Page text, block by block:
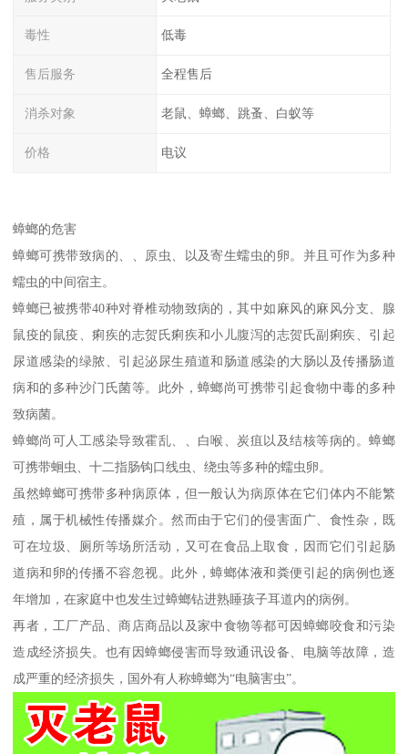
毒性 低毒
售后服务 全程售后
消杀对象 老鼠、蟑螂、跳蚤、白蚁等
价格 电议
蟑螂的危害
蟑螂可携带致病的、、原虫、以及寄生蠕虫的卵。并且可作为多种
蠕虫的中间宿主。
蟑螂已被携带40种对脊椎动物致病的，其中如麻风的麻风分支、腺
鼠疫的鼠疫、痢疾的志贺氏痢疾和小儿腹泻的志贺氏副痢疾、引起
尿道感染的绿脓、引起泌尿生殖道和肠道感染的大肠以及传播肠道
病和的多种沙门氏菌等。此外，蟑螂尚可携带引起食物中毒的多种
致病菌。
蟑螂尚可人工感染导致霍乱、、白喉、炭疽以及结核等病的。蟑螂
可携带蛔虫、十二指肠钩口线虫、绕虫等多种的蠕虫卵。
虽然蟑螂可携带多种病原体，但一般认为病原体在它们体内不能繁
殖，属于机械性传播媒介。然而由于它们的侵害面广、食性杂，既
可在垃圾、厕所等场所活动，又可在食品上取食，因而它们引起肠
道病和卵的传播不容忽视。此外，蟑螂体液和粪便引起的病例也逐
年增加，在家庭中也发生过蟑螂钻进熟睡孩子耳道内的病例。
再者，工厂产品、商店商品以及家中食物等都可因蟑螂咬食和污染
造成经济损失。也有因蟑螂侵害而导致通讯设备、电脑等故障，造
成严重的经济损失，国外有人称蟑螂为“电脑害虫”。